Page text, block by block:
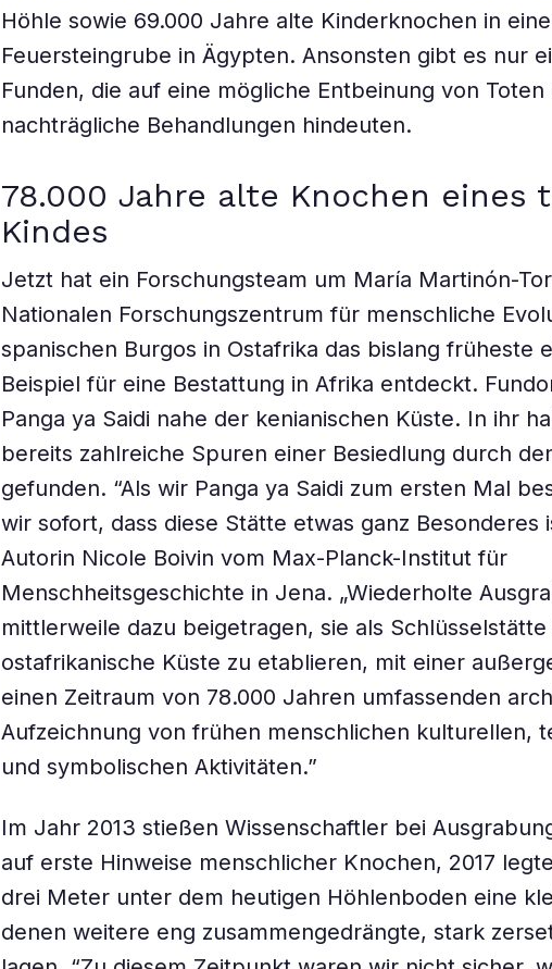
Höhle sowie 69.000 Jahre alte Kinderknochen in
Feuersteingrube in Ägypten. Ansonsten gibt es nur
Funden, die auf eine mögliche Entbeinung von
nachträgliche Behandlungen hindeuten.
78.000 Jahre alte Knochen eines
Kindes
Jetzt hat ein Forschungsteam um María Martinón-
Nationalen Forschungszentrum für menschliche
spanischen Burgos in Ostafrika das bislang früheste
Beispiel für eine Bestattung in Afrika entdeckt.
Panga ya Saidi nahe der kenianischen Küste. In ihr
bereits zahlreiche Spuren einer Besiedlung durch
gefunden. “Als wir Panga ya Saidi zum ersten Mal
wir sofort, dass diese Stätte etwas ganz Besonderes
Autorin Nicole Boivin vom Max-Planck-Institut für
Menschheitsgeschichte in Jena. „Wiederholte
mittlerweile dazu beigetragen, sie als
ostafrikanische Küste zu etablieren, mit einer
einen Zeitraum von 78.000 Jahren umfassenden
Aufzeichnung von frühen menschlichen kulturellen,
und symbolischen Aktivitäten.”
Im Jahr 2013 stießen Wissenschaftler bei
auf erste Hinweise menschlicher Knochen, 2017
drei Meter unter dem heutigen Höhlenboden eine
denen weitere eng zusammengedrängte, stark